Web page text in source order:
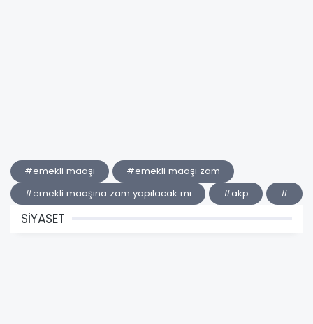
#emekli maaşı
#emekli maaşı zam
#emekli maaşına zam yapılacak mı
#akp #
SİYASET